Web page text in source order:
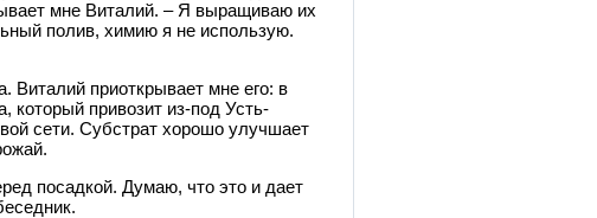
мне Виталий. – Я выращиваю их
полив, химию я не использую.
Виталий приоткрывает мне его: в
который привозит из-под Усть-
сети. Субстрат хорошо улучшает
посадкой. Думаю, что это и дает